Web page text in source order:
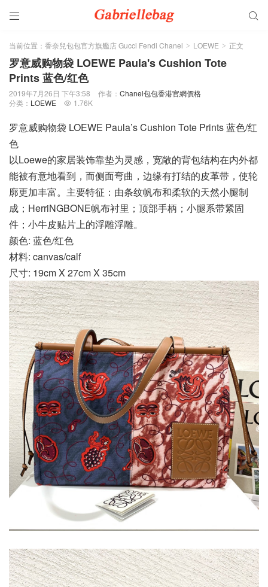
 
当前位置： 香奈兒包包官方旗艦店 Gucci Fendi Chanel > LOEWE > 正文
罗意威购物袋 LOEWE Paula's Cushion Tote
Prints 蓝色/红色
2019年7月26日 下午3:58 作者： Chanel包包香港官網價格
分类： LOEWE  1.76K
罗意威购物袋 LOEWE Paula’s Cushion Tote Prints 蓝色/红
色
以Loewe的家居装饰靠垫为灵感，宽敞的背包结构在内外都
能被有意地看到，而侧面弯曲，边缘有打结的皮革带，使轮
廓更加丰富。主要特征：由条纹帆布和柔软的天然小腿制
成；HerriNGBONE帆布衬里；顶部手柄；小腿系带紧固
件；小牛皮贴片上的浮雕浮雕。
颜色: 蓝色/红色
材料: canvas/calf
尺寸: 19cm X 27cm X 35cm